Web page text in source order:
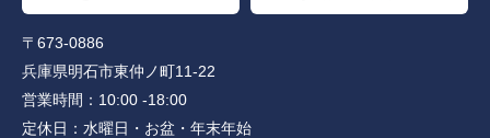
〒673-0886
兵庫県明石市東仲ノ町11-22
営業時間： 10:00 -18:00
定休日： 水曜日・お盆・年末年始